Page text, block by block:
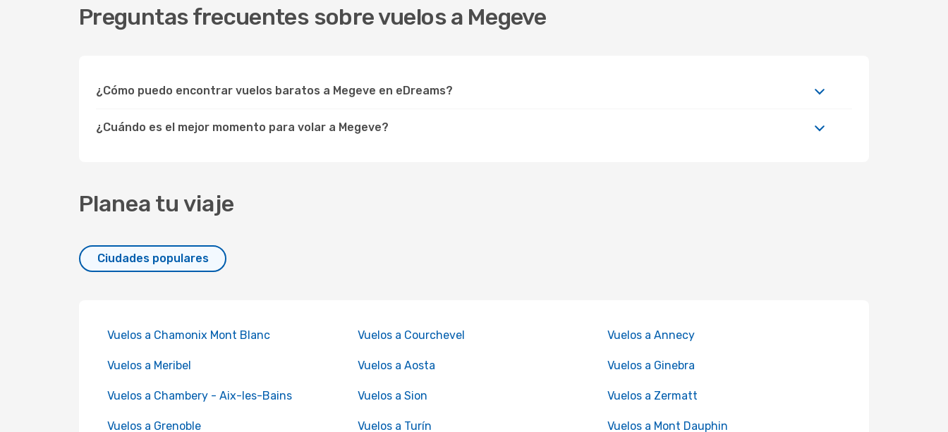
Preguntas frecuentes sobre vuelos a Megeve
¿Cómo puedo encontrar vuelos baratos a Megeve en eDreams?
¿Cuándo es el mejor momento para volar a Megeve?
Planea tu viaje
Ciudades populares
Vuelos a Chamonix Mont Blanc Vuelos a Courchevel Vuelos a Annecy
Vuelos a Meribel Vuelos a Aosta Vuelos a Ginebra
Vuelos a Chambery - Aix-les-Bains Vuelos a Sion Vuelos a Zermatt
Vuelos a Grenoble Vuelos a Turín Vuelos a Mont Dauphin